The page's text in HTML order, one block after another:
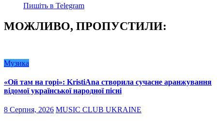
Пишіть в Telegram
МОЖЛИВО, ПРОПУСТИЛИ:
Музика
«Ой там на горі»: KristiAna створила сучасне аранжування
відомої української народної пісні
8 Серпня, 2026 MUSIC CLUB UKRAINE